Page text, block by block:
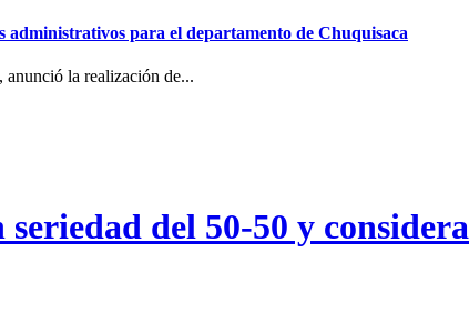
para el departamento de Chuquisaca
la realización de...
del 50-50 y